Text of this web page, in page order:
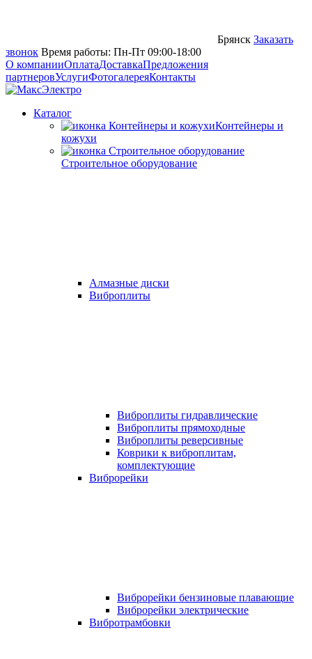
Брянск Заказать
звонок Время работы: Пн-Пт 09:00-18:00
О компанииОплатаДоставкаПредложения
партнеровУслугиФотогалереяКонтакты
Каталог
Контейнеры и
кожухи
Строительное оборудование
Алмазные диски
Виброплиты
Виброплиты гидравлические
Виброплиты прямоходные
Виброплиты реверсивные
Коврики к виброплитам,
комплектующие
Виброрейки
Виброрейки бензиновые плавающие
Виброрейки электрические
Вибротрамбовки